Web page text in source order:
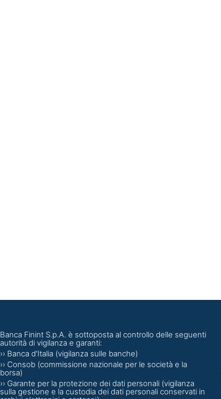
Banca Finint S.p.A. è sottoposta al controllo delle seguenti
autorità di vigilanza e garanti:
›› Banca d'Italia (vigilanza sulle banche)
›› Consob (commissione nazionale per le società e la
borsa)
›› Garante per la protezione dei dati personali (vigilanza
sulla gestione e la custodia dei dati personali conservati in